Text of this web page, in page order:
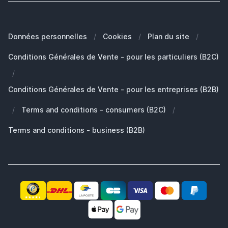
Clients Professionals (B2B)
Pas satisfait? Le produit vous est remboursé!
Travailler chez SB Supply
Mon compte
Données personnelles / Cookies / Plan du site /
Conditions Générales de Vente - pour les particuliers (B2C)
/
Conditions Générales de Vente - pour les entreprises (B2B)
/ Terms and conditions - consumers (B2C) /
Terms and conditions - business (B2B)